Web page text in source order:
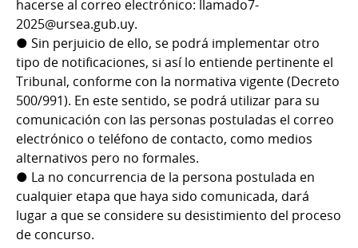
hacerse al correo electrónico: llamado7-
2025@ursea.gub.uy.
● Sin perjuicio de ello, se podrá implementar otro
tipo de notificaciones, si así lo entiende pertinente el
Tribunal, conforme con la normativa vigente (Decreto
500/991). En este sentido, se podrá utilizar para su
comunicación con las personas postuladas el correo
electrónico o teléfono de contacto, como medios
alternativos pero no formales.
● La no concurrencia de la persona postulada en
cualquier etapa que haya sido comunicada, dará
lugar a que se considere su desistimiento del proceso
de concurso.